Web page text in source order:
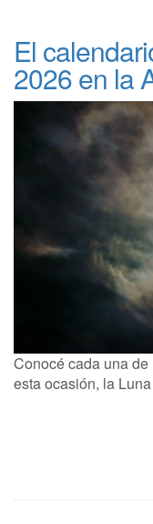
El
2026 en la
Conocé cada una
esta ocasión, la